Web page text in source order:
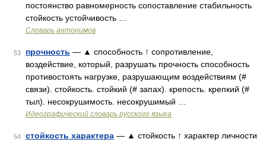
постоянство равномерность сопоставление стабильность
стойкость устойчивость …
Словарь антонимов
53 прочность — ▲ способность ↑ сопротивление,
воздействие, который, разрушать прочность способность
противостоять нагрузке, разрушающим воздействиям (#
связи). стойкость. стойкий (# запах). крепость. крепкий (#
тыл). несокрушимость. несокрушимый …
Идеографический словарь русского языка
54 стойкость характера — ▲ стойкость ↑ характер личности